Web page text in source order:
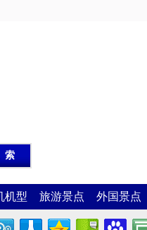
机型 旅游景点 外国景点